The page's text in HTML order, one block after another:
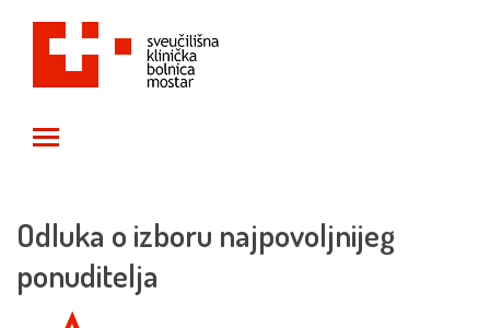
Odluka o izboru najpovoljnijeg
ponuditelja